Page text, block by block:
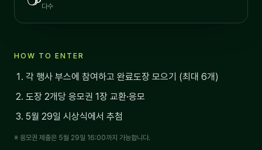
다수
HOW TO ENTER
각 행사 부스에 참여하고 완료도장 모으기 (최대 6개)
도장 2개당 응모권 1장 교환·응모
5월 29일 시상식에서 추첨
※ 응모권 제출은 5월 29일 16:00까지 가능합니다.